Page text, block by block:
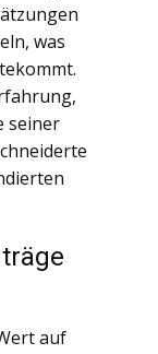
was
seiner
auf